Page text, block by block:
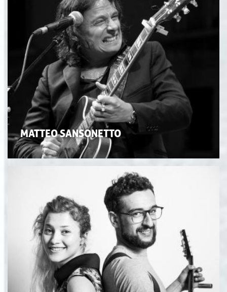
MATTEO SANSONETTO